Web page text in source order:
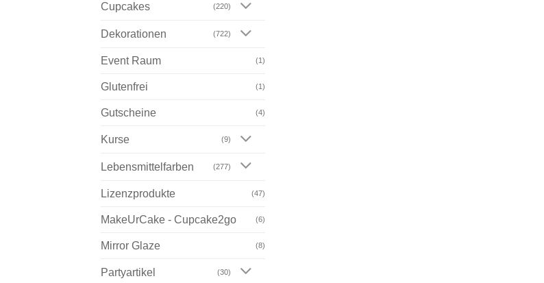
Cupcakes (220)
Dekorationen (722)
Event Raum (1)
Glutenfrei (1)
Gutscheine (4)
Kurse (9)
Lebensmittelfarben (277)
Lizenzprodukte (47)
MakeUrCake - Cupcake2go (6)
Mirror Glaze (8)
Partyartikel (30)